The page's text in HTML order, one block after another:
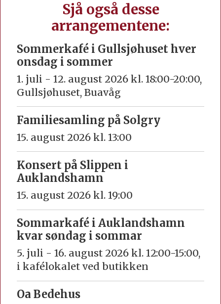
Sjå også desse
arrangementene:
Sommerkafé i Gullsjøhuset hver
onsdag i sommer
1. juli - 12. august 2026 kl. 18:00-20:00,
Gullsjøhuset, Buavåg
Familiesamling på Solgry
15. august 2026 kl. 13:00
Konsert på Slippen i
Auklandshamn
15. august 2026 kl. 19:00
Sommarkafé i Auklandshamn
kvar søndag i sommar
5. juli - 16. august 2026 kl. 12:00-15:00,
i kafélokalet ved butikken
Oa Bedehus